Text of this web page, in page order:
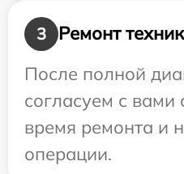
3
Ремонт
После полной
согласуем с вами
время ремонта и
операции.